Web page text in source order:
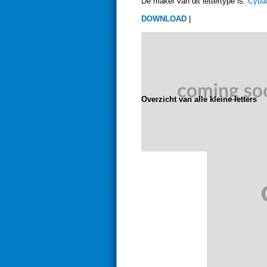
DOWNLOAD
Overzicht van alle kleine letters